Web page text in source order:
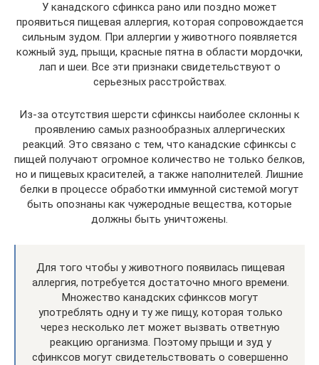
У канадского сфинкса рано или поздно может
проявиться пищевая аллергия, которая сопровождается
сильным зудом. При аллергии у животного появляется
кожный зуд, прыщи, красные пятна в области мордочки,
лап и шеи. Все эти признаки свидетельствуют о
серьезных расстройствах.
Из-за отсутствия шерсти сфинксы наиболее склонны к
проявлению самых разнообразных аллергических
реакций. Это связано с тем, что канадские сфинксы с
пищей получают огромное количество не только белков,
но и пищевых красителей, а также наполнителей. Лишние
белки в процессе обработки иммунной системой могут
быть опознаны как чужеродные вещества, которые
должны быть уничтожены.
Для того чтобы у животного появилась пищевая
аллергия, потребуется достаточно много времени.
Множество канадских сфинксов могут
употреблять одну и ту же пищу, которая только
через несколько лет может вызвать ответную
реакцию организма. Поэтому прыщи и зуд у
сфинксов могут свидетельствовать о совершенно